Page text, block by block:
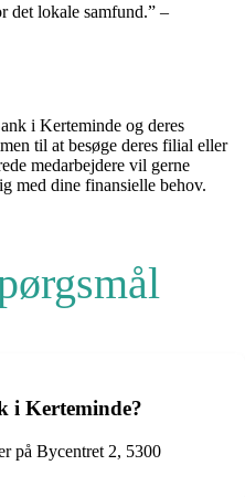
det lokale samfund.” –
i Kerteminde og deres
til at besøge deres filial eller
medarbejdere vil gerne
med dine finansielle behov.
i Kerteminde?
på Bycentret 2, 5300